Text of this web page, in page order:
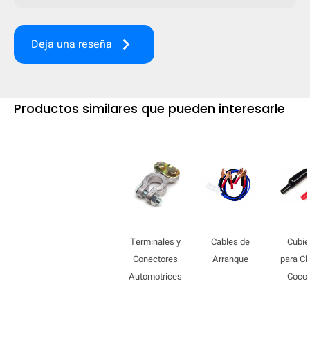
Deja una reseña keyboard_arrow_right
Productos similares que pueden interesarle
Terminales y
Conectores
Automotrices
Cables de
Arranque
para